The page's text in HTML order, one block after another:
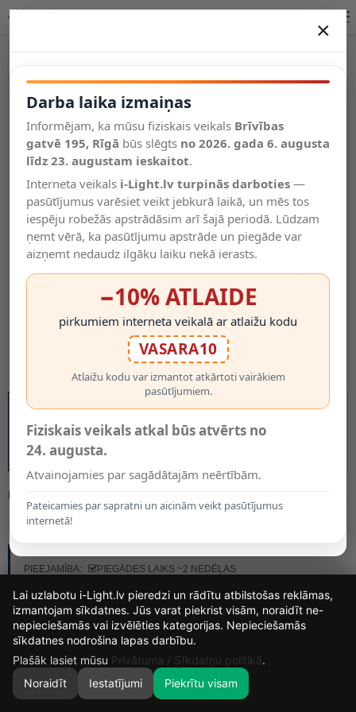
Salīdzināt
Vēlmju
saraksts
Valodas
0
MODELIS:
115.00€
PIEEJAMĪBA:
PIEGĀDES LAIKS ~2 NEDĒĻAS
×
Darba laika izmaiņas
Informējam, ka mūsu fiziskais veikals Brīvības
gatvē 195, Rīgā būs slēgts no 2026. gada 6. augusta
līdz 23. augustam ieskaitot.
Interneta veikals i-Light.lv turpinās darboties —
pasūtījumus varēsiet veikt jebkurā laikā, un mēs tos
iespēju robežās apstrādāsim arī šajā periodā. Lūdzam
ņemt vērā, ka pasūtījumu apstrāde un piegāde var
aizņemt nedaudz ilgāku laiku nekā ierasts.
−10% ATLAIDE
pirkumiem interneta veikalā ar atlaižu kodu
VASARA10
Atlaižu kodu var izmantot atkārtoti vairākiem
pasūtījumiem.
Fiziskais veikals atkal būs atvērts no
24. augusta.
Atvainojamies par sagādātajām neērtībām.
Pateicamies par sapratni un aicinām veikt pasūtījumus
internetā!
15
DIENAS
17
STUNDAS
43
MIN.
45
Lai uzlabotu i-Light.lv pieredzi un rādītu atbilstošas reklāmas,
izmantojam sīkdatnes. Jūs varat piekrist visām, noraidīt ne-
nepieciešamās vai izvēlēties kategorijas. Nepieciešamās
sīkdatnes nodrošina lapas darbību.
Plašāk lasiet mūsu Privātuma / Sīkdatņu politikā.
Noraidīt
Iestatījumi Piekrītu visam